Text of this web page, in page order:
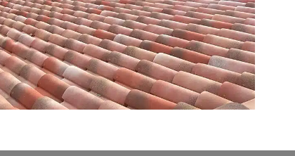
Isolation toiture Charpente